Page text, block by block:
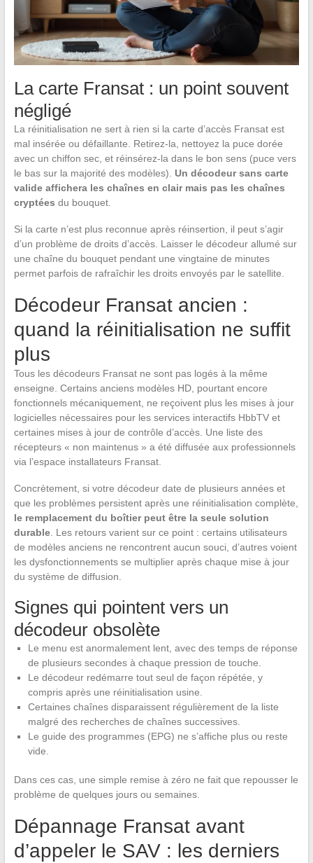
La carte Fransat : un point souvent
négligé
La réinitialisation ne sert à rien si la carte d’accès Fransat est
mal insérée ou défaillante. Retirez-la, nettoyez la puce dorée
avec un chiffon sec, et réinsérez-la dans le bon sens (puce vers
le bas sur la majorité des modèles). Un décodeur sans carte
valide affichera les chaînes en clair mais pas les chaînes
cryptées du bouquet.
Si la carte n’est plus reconnue après réinsertion, il peut s’agir
d’un problème de droits d’accès. Laisser le décodeur allumé sur
une chaîne du bouquet pendant une vingtaine de minutes
permet parfois de rafraîchir les droits envoyés par le satellite.
Décodeur Fransat ancien :
quand la réinitialisation ne suffit
plus
Tous les décodeurs Fransat ne sont pas logés à la même
enseigne. Certains anciens modèles HD, pourtant encore
fonctionnels mécaniquement, ne reçoivent plus les mises à jour
logicielles nécessaires pour les services interactifs HbbTV et
certaines mises à jour de contrôle d’accès. Une liste des
récepteurs « non maintenus » a été diffusée aux professionnels
via l’espace installateurs Fransat.
Concrètement, si votre décodeur date de plusieurs années et
que les problèmes persistent après une réinitialisation complète,
le remplacement du boîtier peut être la seule solution
durable. Les retours varient sur ce point : certains utilisateurs
de modèles anciens ne rencontrent aucun souci, d’autres voient
les dysfonctionnements se multiplier après chaque mise à jour
du système de diffusion.
Signes qui pointent vers un
décodeur obsolète
Le menu est anormalement lent, avec des temps de réponse
de plusieurs secondes à chaque pression de touche.
Le décodeur redémarre tout seul de façon répétée, y
compris après une réinitialisation usine.
Certaines chaînes disparaissent régulièrement de la liste
malgré des recherches de chaînes successives.
Le guide des programmes (EPG) ne s’affiche plus ou reste
vide.
Dans ces cas, une simple remise à zéro ne fait que repousser le
problème de quelques jours ou semaines.
Dépannage Fransat avant
d’appeler le SAV : les derniers